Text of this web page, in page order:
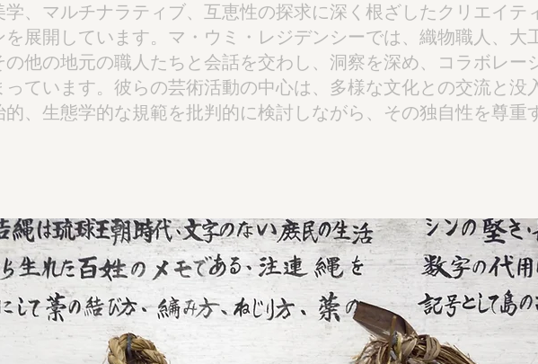
学、マルチナラティブ、互恵性の探求に深く根ざしたクリエイテ
を展開しています。マ・ウミ・レジデンシーでは、織物職人、大
他の地元の職人たちと会話を交わし、洞察を深め、コラボレー
っています。彼らの芸術活動の中心は、多様な文化との交流と没
的、生態学的な規範を批判的に検討しながら、その独自性を尊重